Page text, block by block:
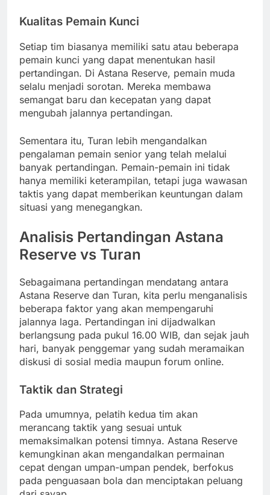
Kualitas Pemain Kunci
Setiap tim biasanya memiliki satu atau beberapa
pemain kunci yang dapat menentukan hasil
pertandingan. Di Astana Reserve, pemain muda
selalu menjadi sorotan. Mereka membawa
semangat baru dan kecepatan yang dapat
mengubah jalannya pertandingan.
Sementara itu, Turan lebih mengandalkan
pengalaman pemain senior yang telah melalui
banyak pertandingan. Pemain-pemain ini tidak
hanya memiliki keterampilan, tetapi juga wawasan
taktis yang dapat memberikan keuntungan dalam
situasi yang menegangkan.
Analisis Pertandingan Astana
Reserve vs Turan
Sebagaimana pertandingan mendatang antara
Astana Reserve dan Turan, kita perlu menganalisis
beberapa faktor yang akan mempengaruhi
jalannya laga. Pertandingan ini dijadwalkan
berlangsung pada pukul 16.00 WIB, dan sejak jauh
hari, banyak penggemar yang sudah meramaikan
diskusi di sosial media maupun forum online.
Taktik dan Strategi
Pada umumnya, pelatih kedua tim akan
merancang taktik yang sesuai untuk
memaksimalkan potensi timnya. Astana Reserve
kemungkinan akan mengandalkan permainan
cepat dengan umpan-umpan pendek, berfokus
pada penguasaan bola dan menciptakan peluang